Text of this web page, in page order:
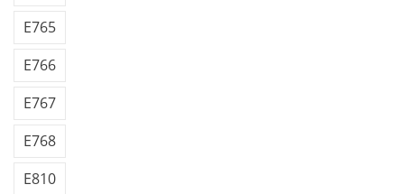
E765
E766
E767
E768
E810